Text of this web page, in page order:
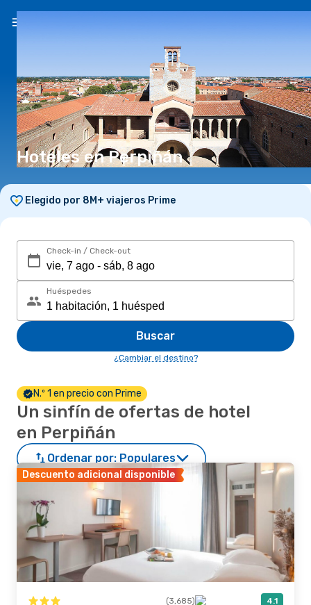
Hoteles en Perpiñán
Elegido por 8M+ viajeros Prime
Check-in / Check-out
Huéspedes
Buscar
¿Cambiar el destino?
N.º 1 en precio con Prime
Un sinfín de ofertas de hotel
en Perpiñán
Ordenar por: Populares
Descuento adicional disponible
(3,685) 4.1